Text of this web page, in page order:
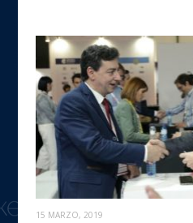
15 MARZO, 2019